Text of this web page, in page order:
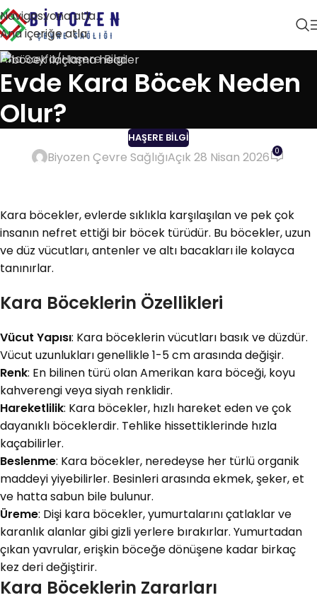
Navigasyona atla
Ana içeriğe atla
Ana Sayfa Haşere Bilgi
Evde Kara Böcek Neden
Olur?
HAŞERE BILGI
Biyozen Çevre SağlığıAçık 28 Nisan 2026 0
Kara böcekler, evlerde sıklıkla karşılaşılan ve pek çok
insanın nefret ettiği bir böcek türüdür. Bu böcekler, uzun
ve düz vücutları, antenler ve altı bacakları ile kolayca
tanınırlar.
Kara Böceklerin Özellikleri
Vücut Yapısı: Kara böceklerin vücutları basık ve düzdür.
Vücut uzunlukları genellikle 1-5 cm arasında değişir.
Renk: En bilinen türü olan Amerikan kara böceği, koyu
kahverengi veya siyah renklidir.
Hareketlilik: Kara böcekler, hızlı hareket eden ve çok
dayanıklı böceklerdir. Tehlike hissettiklerinde hızla
kaçabilirler.
Beslenme: Kara böcekler, neredeyse her türlü organik
maddeyi yiyebilirler. Besinleri arasında ekmek, şeker, et
ve hatta sabun bile bulunur.
Üreme: Dişi kara böcekler, yumurtalarını çatlaklar ve
karanlık alanlar gibi gizli yerlere bırakırlar. Yumurtadan
çıkan yavrular, erişkin böceğe dönüşene kadar birkaç
kez deri değiştirir.
Kara Böceklerin Zararları